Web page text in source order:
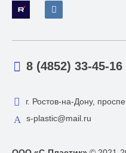
8 (4852) 33-45-16
г. Ростов-на-Дону,
s-plastic@mail.ru